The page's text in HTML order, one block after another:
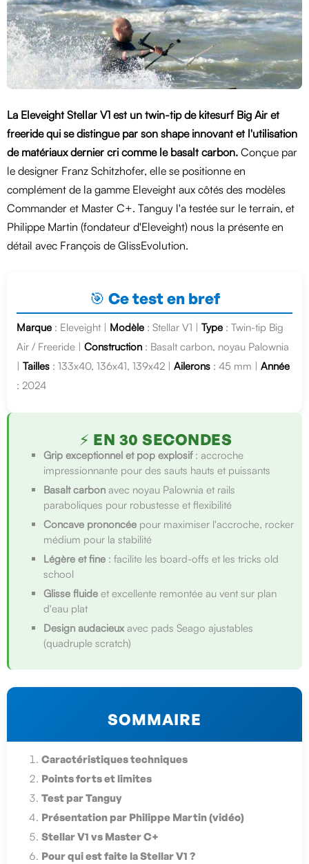
La Eleveight Stellar V1 est un twin-tip de kitesurf Big Air et
freeride qui se distingue par son shape innovant et l'utilisation
de matériaux dernier cri comme le basalt carbon. Conçue par
le designer Franz Schitzhofer, elle se positionne en
complément de la gamme Eleveight aux côtés des modèles
Commander et Master C+. Tanguy l'a testée sur le terrain, et
Philippe Martin (fondateur d'Eleveight) nous la présente en
détail avec François de GlissEvolution.
🎯 Ce test en bref
Marque : Eleveight | Modèle : Stellar V1 | Type : Twin-tip Big
Air / Freeride | Construction : Basalt carbon, noyau Palownia
Tailles : 133x40, 136x41, 139x42 | Ailerons : 45 mm | Année
: 2024
⚡ EN 30 SECONDES
Grip exceptionnel et pop explosif: accroche
impressionnante pour des sauts hauts et puissants
Basalt carbon avec noyau Palownia et rails
paraboliques pour robustesse et flexibilité
Concave prononcée pour maximiser l'accroche, rocker
médium pour la stabilité
Légère et fine : facilite les board-offs et les tricks old
school
Glisse fluide et excellente remontée au vent sur plan
d'eau plat
Design audacieuxavec pads Seago ajustables
(quadruple scratch)
SOMMAIRE
Caractéristiques techniques
Points forts et limites
Test par Tanguy
Présentation par Philippe Martin (vidéo)
Stellar V1 vs Master C+
Pour qui est faite la Stellar V1 ?